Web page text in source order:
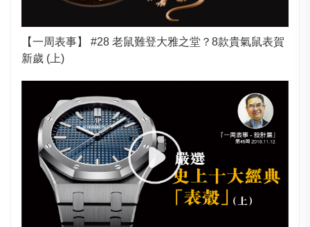
【一周表事】 #28 老鼠難登大雅之堂？8款貴氣鼠表賀
新歲 (上)